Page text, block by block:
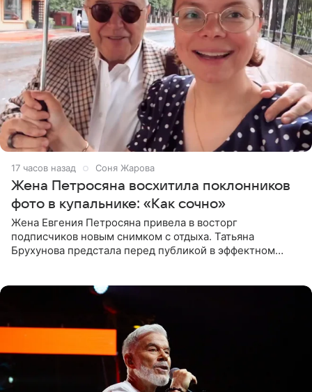
17 часов назад Соня Жарова
Жена Петросяна восхитила поклонников
фото в купальнике: «Как сочно»
Жена Евгения Петросяна привела в восторг
подписчиков новым снимком с отдыха. Татьяна
Брухунова предстала перед публикой в эффектном